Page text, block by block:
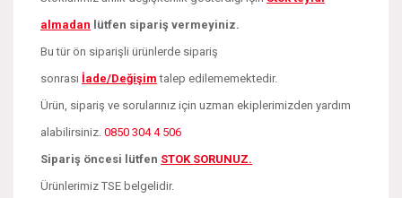
almadan lütfen sipariş vermeyiniz.
Bu tür ön siparişli ürünlerde sipariş
sonrası İade/Değişim talep edilememektedir.
Ürün, sipariş ve sorularınız için uzman ekiplerimizden yardım
alabilirsiniz. 0850 304 4 506
Sipariş öncesi lütfen STOK SORUNUZ.
Ürünlerimiz TSE belgelidir.